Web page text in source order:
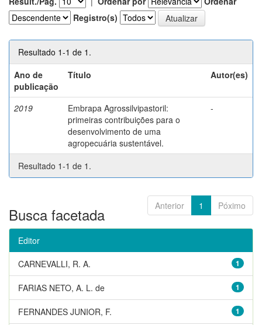
Registro(s)
Resultado 1-1 de 1.
Ano de
publicação
Título Autor(es)
2019
Embrapa Agrossilvipastoril:
primeiras contribuições para o
desenvolvimento de uma
agropecuária sustentável.
-
Resultado 1-1 de 1.
Anterior 1 Póximo
Busca facetada
Editor
1
CARNEVALLI, R. A.
1
FARIAS NETO, A. L. de
1
FERNANDES JUNIOR, F.